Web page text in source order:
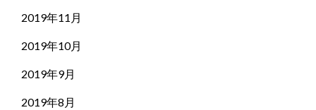
2019年11月
2019年10月
2019年9月
2019年8月